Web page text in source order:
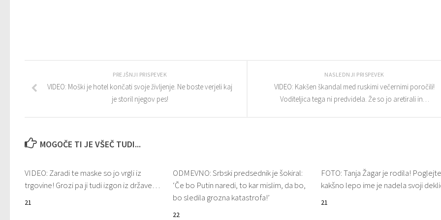
NASLEDNJI PRISPEVEK
VIDEO: Kakšen škandal med ruskimi večernimi poročili!
Voditeljica tega ni predvidela. Že so jo aretirali in…
PREJŠNJI PRISPEVEK
VIDEO: Moški je hotel končati svoje življenje. Ne boste verjeli kaj
je storil njegov pes!
MOGOČE TI JE VŠEČ TUDI...
VIDEO: Zaradi te maske so jo vrgli iz
trgovine! Grozi pa ji tudi izgon iz države…
21
ODMEVNO: Srbski predsednik je šokiral:
‘Če bo Putin naredi, to kar mislim, da bo,
bo sledila grozna katastrofa!’
22
FOTO: Tanja Žagar je rodila! Poglejte
kakšno lepo ime je nadela svoji
21